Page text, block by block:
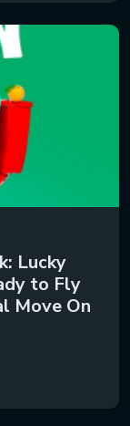
Lucky
to Fly
Move On